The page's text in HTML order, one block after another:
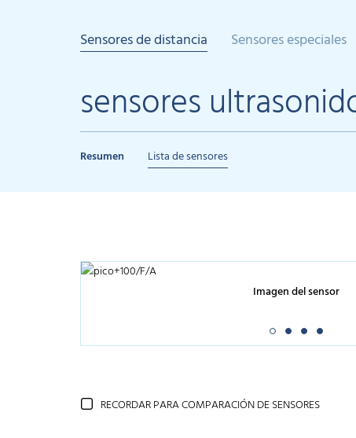
Sensores de distancia Sensores especiales
sensores
Resumen Lista de sensores
Imagen del sensor
RECORDAR PARA COMPARACIÓN DE SENSORES